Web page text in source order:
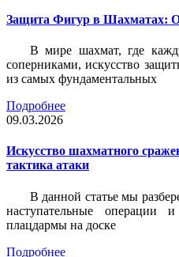
Защита Фигур в Шахматах:
В мире шахмат, где
соперниками, искусство
из самых фундаментальных
Подробнее
09.03.2026
Искусство шахматного
тактика атаки
В данной статье мы
наступательные операции
плацдармы на доске
Подробнее